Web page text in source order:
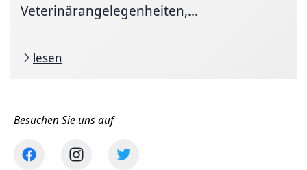
Veterinärangelegenheiten,...
lesen
Besuchen Sie uns auf